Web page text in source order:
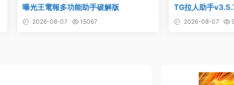
曝光王電報多功能助手破解版
2026-08-07 15067
TG拉人助手
2026-08-07